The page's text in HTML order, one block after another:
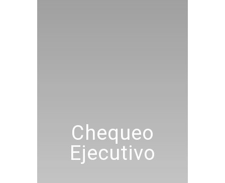
Chequeo
Ejecutivo